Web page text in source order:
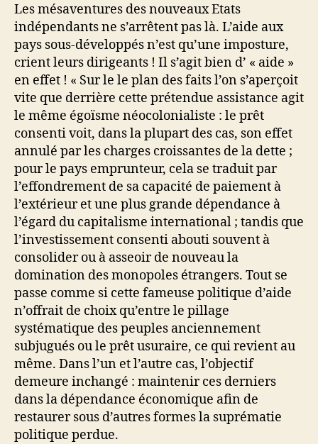
Les mésaventures des nouveaux Etats
indépendants ne s’arrêtent pas là. L’aide aux
pays sous-développés n’est qu’une imposture,
crient leurs dirigeants ! Il s’agit bien d’ « aide »
en effet ! « Sur le le plan des faits l’on s’aperçoit
vite que derrière cette prétendue assistance agit
le même égoïsme néocolonialiste : le prêt
consenti voit, dans la plupart des cas, son effet
annulé par les charges croissantes de la dette ;
pour le pays emprunteur, cela se traduit par
l’effondrement de sa capacité de paiement à
l’extérieur et une plus grande dépendance à
l’égard du capitalisme international ; tandis que
l’investissement consenti abouti souvent à
consolider ou à asseoir de nouveau la
domination des monopoles étrangers. Tout se
passe comme si cette fameuse politique d’aide
n’offrait de choix qu’entre le pillage
systématique des peuples anciennement
subjugués ou le prêt usuraire, ce qui revient au
même. Dans l’un et l’autre cas, l’objectif
demeure inchangé : maintenir ces derniers
dans la dépendance économique afin de
restaurer sous d’autres formes la suprématie
politique perdue.